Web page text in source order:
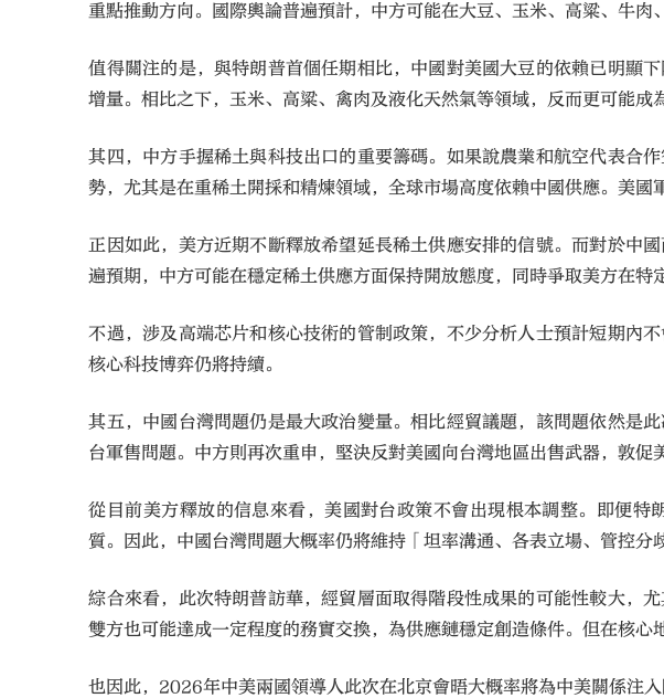
重點推動方向。國際輿論普遍預計，中方可能在大豆、玉米、高粱、牛肉
值得關注的是，與特朗普首個任期相比，中國對美國大豆的依賴已明顯
增量。相比之下，玉米、高粱、禽肉及液化天然氣等領域，反而更可能成
其四，中方手握稀土與科技出口的重要籌碼。如果說農業和航空代表合
勢，尤其是在重稀土開採和精煉領域，全球市場高度依賴中國供應。美國
正因如此，美方近期不斷釋放希望延長稀土供應安排的信號。而對於中
遍預期，中方可能在穩定稀土供應方面保持開放態度，同時爭取美方在
不過，涉及高端芯片和核心技術的管制政策，不少分析人士預計短期內
核心科技博弈仍將持續。
其五，中國台灣問題仍是最大政治變量。相比經貿議題，該問題依然是
台軍售問題。中方則再次重申，堅決反對美國向台灣地區出售武器，敦促
從目前美方釋放的信息來看，美國對台政策不會出現根本調整。即便
質。因此，中國台灣問題大概率仍將維持「坦率溝通、各表立場、管控分
綜合來看，此次特朗普訪華，經貿層面取得階段性成果的可能性較大，
雙方也可能達成一定程度的務實交換，為供應鏈穩定創造條件。但在核
也因此，2026年中美兩國領導人此次在北京會晤大概率將為中美關係注